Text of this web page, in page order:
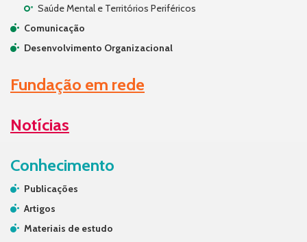
Saúde Mental e Territórios Periféricos
Comunicação
Desenvolvimento Organizacional
Fundação em rede
Notícias
Conhecimento
Publicações
Artigos
Materiais de estudo